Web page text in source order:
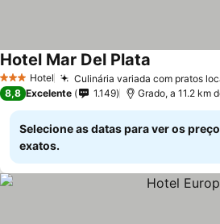
3 EstrelasHotel Culinária variada com pratos
Hotel Mar Del Plata
8,8 Excelente 1.149 Grado, a 11.2 km
Selecione as datas para ver os
exatos.